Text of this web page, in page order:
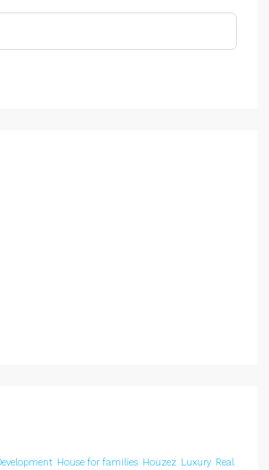
House for families Houzez Luxury Real